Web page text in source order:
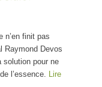
n’en finit pas
Raymond Devos
solution pour ne
l’essence.
Lire